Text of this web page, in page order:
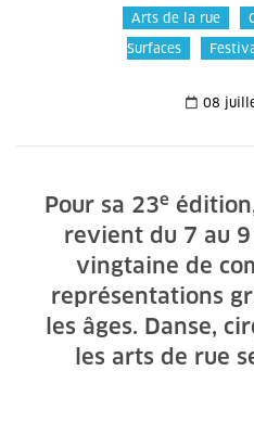
Arts de la rue
Surfaces
08
Pour sa 23e
revient du 7 au
vingtaine de
représentations
les âges. Danse,
les arts de rue